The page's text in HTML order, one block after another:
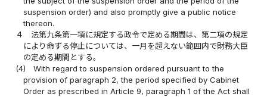
suspension order) and also promptly give a public notice
thereon.
４
法第九条第一項に規定する政令で定める期間は、第二項の規定
により命ずる停止については、一月を超えない範囲内で財務大臣
の定める期間とする。
(4)
With regard to suspension ordered pursuant to the
provision of paragraph 2, the period specified by Cabinet
Order as prescribed in Article 9, paragraph 1 of the Act shall